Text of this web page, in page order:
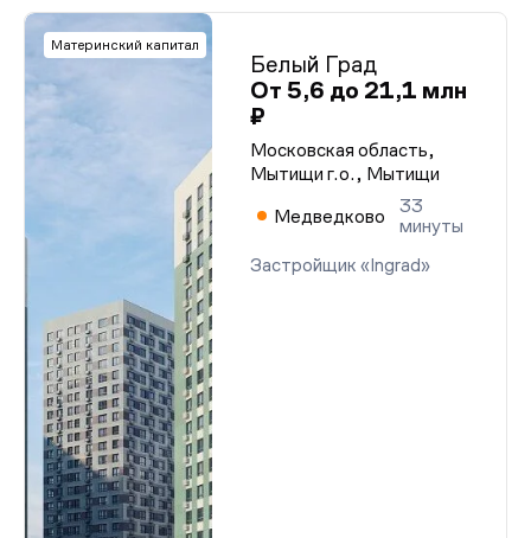
Материнский капитал
Белый Град
От 5,6 до 21,1 млн
₽
Московская область,
Мытищи г.о., Мытищи
Медведково
33
минуты
Застройщик «Ingrad»